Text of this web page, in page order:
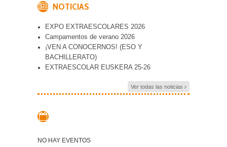
NOTICIAS
EXPO EXTRAESCOLARES 2026
Campamentos de verano 2026
¡VEN A CONOCERNOS! (ESO Y
BACHILLERATO)
EXTRAESCOLAR EUSKERA 25-26
Ver todas las noticias
NO HAY EVENTOS